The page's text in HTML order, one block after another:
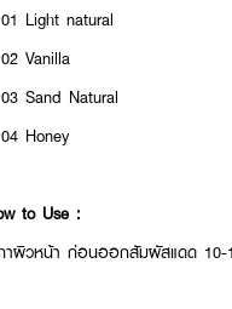
Light natural
Vanilla
Sand Natural
Honey
to Use :
าผิวหน้า ก่อนออกสัมผัสแดด 10-